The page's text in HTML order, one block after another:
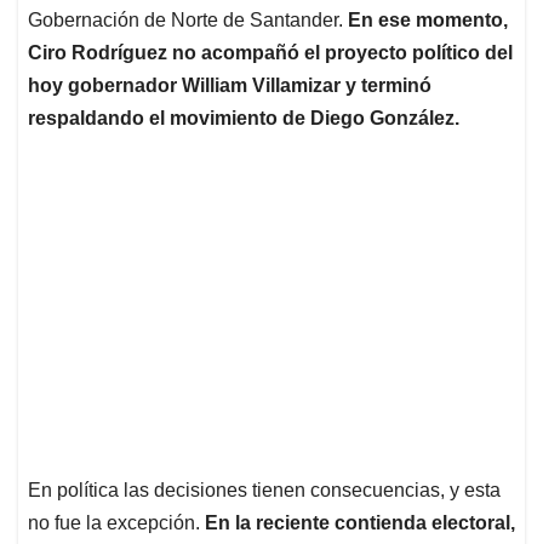
Gobernación de Norte de Santander. En ese momento,
Ciro Rodríguez no acompañó el proyecto político del
hoy gobernador William Villamizar y terminó
respaldando el movimiento de Diego González.
En política las decisiones tienen consecuencias, y esta
no fue la excepción. En la reciente contienda electoral,